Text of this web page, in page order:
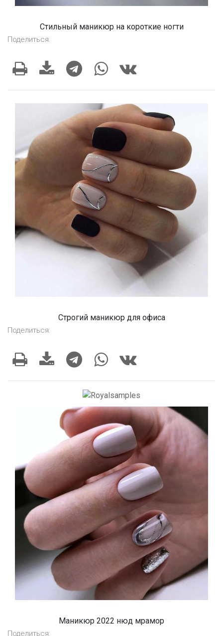
Стильный маникюр на короткие ногти
Поделиться:
Строгий маникюр для офиса
Поделиться:
Маникюр 2022 нюд мрамор
Поделиться: